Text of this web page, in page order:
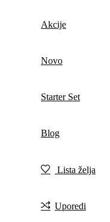
Akcije
Novo
Starter Set
Blog
Lista želja
Uporedi